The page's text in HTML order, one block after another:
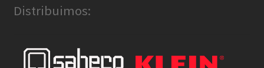
Distribuimos: